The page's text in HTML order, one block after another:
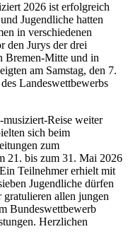
2026 ist erfolgreich
Jugendliche hatten
in verschiedenen
den Jurys der drei
Bremen-Mitte und in
am Samstag, den 7.
Landeswettbewerbs
Reise weiter
sich beim
zum
21. bis zum 31. Mai 2026
Teilnehmer erhielt mit
Jugendliche dürfen
allen jungen
Bundeswettbewerb
Herzlichen